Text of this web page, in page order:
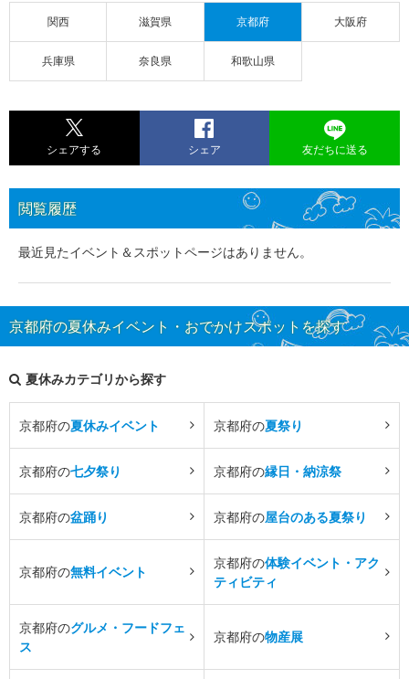
関西 滋賀県 京都府 大阪府
兵庫県 奈良県 和歌山県
シェアする シェア 友だちに送る
閲覧履歴
最近見たイベント＆スポットページはありません。
京都府の夏休みイベント・おでかけスポットを探す
夏休みカテゴリから探す
京都府の夏休みイベント 京都府の夏祭り
京都府の七夕祭り 京都府の縁日・納涼祭
京都府の盆踊り 京都府の屋台のある夏祭り
京都府の無料イベント
京都府の体験イベント・アク
ティビティ
京都府のグルメ・フードフェ
ス
京都府の物産展